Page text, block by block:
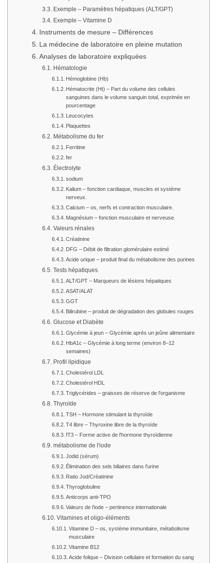
Exemple – Paramètres hépatiques (ALT/GPT)
Exemple – Vitamine D
Instruments de mesure – Différences
La médecine de laboratoire en pleine mutation
Analyses de laboratoire expliquées
Hématologie
Hémoglobine (Hb)
Hématocrite (Ht) – Part du volume des cellules
sanguines dans le volume sanguin total, exprimée en
pourcentage
Leucocytes
Plaquettes
Métabolisme du fer
Ferritine
fer
Électrolyte
sodium
Kalium – fonction cardiaque, muscles et système
nerveux.
Calcium – os, nerfs et contraction musculaire.
Magnésium – fonction musculaire et nerveuse.
Valeurs rénales
Créatinine
DFG – Débit de filtration glomérulaire estimé
Acide urique – produit final du métabolisme des purines
Tests hépatiques
ALT/GPT – Marqueurs de lésions hépatiques
ASAT/ALAT
GGT
Bilirubine – produit de dégradation des globules rouges
Glucose et Diabète
Glycémie à jeun – Glycémie après un jeûne alimentaire
HbA1c – Glycémie à long terme (environ 8–12
semaines)
Profil lipidique
Cholestérol LDL
Cholestérol HDL
Triglycérides – graisses de réserve de l'organisme
Thyroïde
TSH – Hormone stimulant la thyroïde
T4 libre – Thyroxine libre de la thyroïde
fT3 – Forme active de l'hormone thyroïdienne
métabolisme de l'iode
Jodid (sérum)
Élimination des sels biliaires dans l'urine
Ratio Jod/Créatinine
Thyroglobuline
Anticorps anti-TPO
Valeurs de l'iode – pertinence internationale
Vitamines et oligo-éléments
Vitamine D – os, système immunitaire, métabolisme
musculaire
Vitamine B12
Acide folique – Division cellulaire et formation du sang